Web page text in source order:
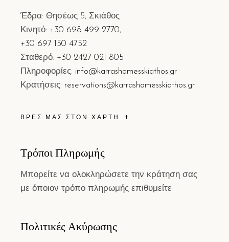
Έδρα: Θησέως 5, Σκιάθος
Κινητό: +30 698 499 2770,
+30 697 150 4752
Σταθερό: +30 2427 021 805
Πληροφορίες: info@karrashomesskiathos.gr
Κρατήσεις: reservations@karrashomesskiathos.gr
ΒΡΕΣ ΜΑΣ ΣΤΟΝ ΧΑΡΤΗ
Τρόποι Πληρωμής
Μπορείτε να ολοκληρώσετε την κράτηση σας
με όποιον τρόπο πληρωμής επιθυμείτε
Πολιτικές Ακύρωσης